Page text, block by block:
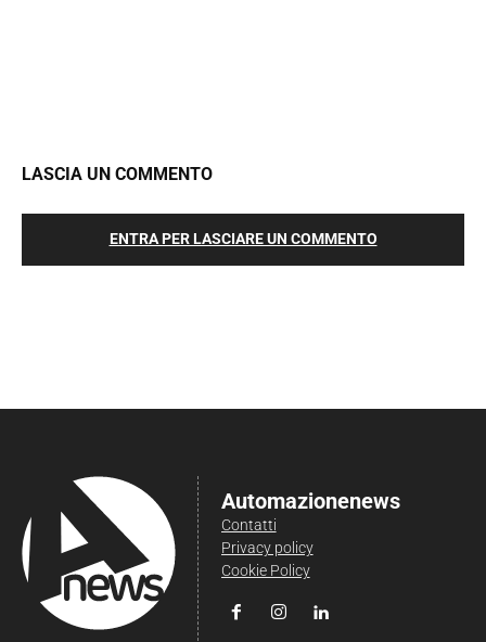
LASCIA UN COMMENTO
ENTRA PER LASCIARE UN COMMENTO
Automazionenews
Contatti
Privacy policy
Cookie Policy